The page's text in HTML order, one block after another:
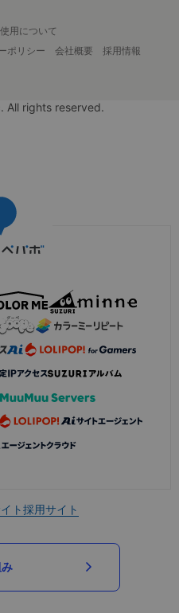
用について
ポリシー 会社概要
採用情報
All rights reserved.
ト採用サイト